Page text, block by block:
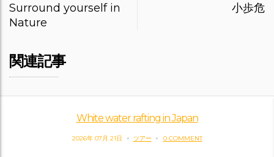
navigation
Surround yourself in
Nature
小歩危
関連記事
White water rafting in Japan
2026年 07月 21日 ツアー 0 COMMENT